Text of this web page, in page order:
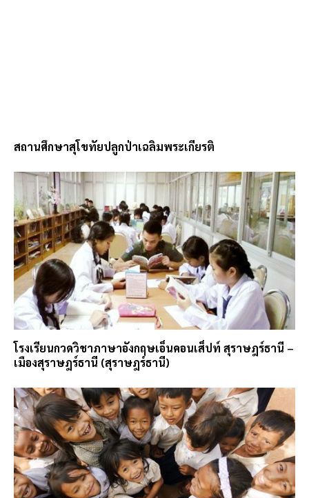
สถานศึกษาสุโขทัยปลูกป่าเฉลิมพระเกียรติ
โรงเรียนกวดวิชาภาษาอังกฤษเอ็นคอนเส็ปท์ สุราษฎร์ธานี –
เมืองสุราษฎร์ธานี (สุราษฎร์ธานี)